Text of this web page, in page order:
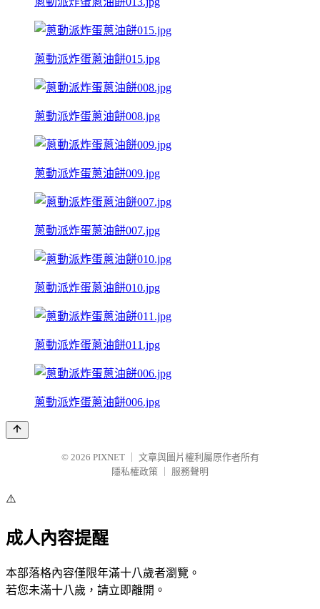
蔥動派炸蛋蔥油餅015.jpg
蔥動派炸蛋蔥油餅008.jpg
蔥動派炸蛋蔥油餅009.jpg
蔥動派炸蛋蔥油餅007.jpg
蔥動派炸蛋蔥油餅010.jpg
蔥動派炸蛋蔥油餅011.jpg
蔥動派炸蛋蔥油餅006.jpg
© 2026 PIXNET
文章與圖片權利屬原作者所有
隱私權政策
服務聲明
⚠️
成人內容提醒
本部落格內容僅限年滿十八歲者瀏覽。
若您未滿十八歲，請立即離開。